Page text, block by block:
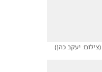
(צילום: יעקב כהן)